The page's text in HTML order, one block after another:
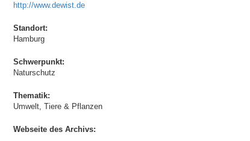
http://www.dewist.de
Standort:
Hamburg
Schwerpunkt:
Naturschutz
Thematik:
Umwelt, Tiere & Pflanzen
Webseite des Archivs: